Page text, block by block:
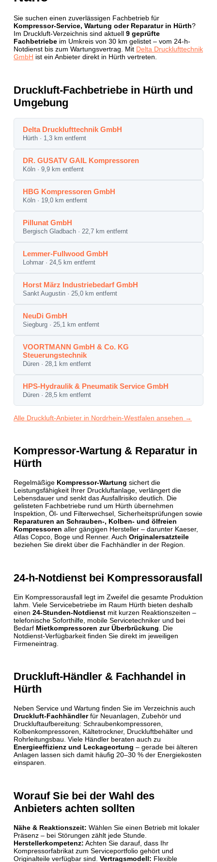
Sie suchen einen zuverlässigen Fachbetrieb für
Kompressor-Service, Wartung oder Reparatur in Hürth?
Im Druckluft-Verzeichnis sind aktuell 9 geprüfte
Fachbetriebe im Umkreis von 30 km gelistet – vom 24-h-
Notdienst bis zum Wartungsvertrag. Mit Delta Drucklufttechnik
GmbH ist ein Anbieter direkt in Hürth vertreten.
Druckluft-Fachbetriebe in Hürth und
Umgebung
Delta Drucklufttechnik GmbH
Hürth · 1,3 km entfernt
DR. GUSATV GAIL Kompressoren
Köln · 9,9 km entfernt
HBG Kompressoren GmbH
Köln · 19,0 km entfernt
Pillunat GmbH
Bergisch Gladbach · 22,7 km entfernt
Lemmer-Fullwood GmbH
Lohmar · 24,5 km entfernt
Horst März Industriebedarf GmbH
Sankt Augustin · 25,0 km entfernt
NeuDi GmbH
Siegburg · 25,1 km entfernt
VOORTMANN GmbH & Co. KG
Steuerungstechnik
Düren · 28,1 km entfernt
HPS-Hydraulik & Pneumatik Service GmbH
Düren · 28,5 km entfernt
Alle Druckluft-Anbieter in Nordrhein-Westfalen ansehen →
Kompressor-Wartung & Reparatur in
Hürth
Regelmäßige Kompressor-Wartung sichert die
Leistungsfähigkeit Ihrer Druckluftanlage, verlängert die
Lebensdauer und senkt das Ausfallrisiko deutlich. Die
gelisteten Fachbetriebe rund um Hürth übernehmen
Inspektion, Öl- und Filterwechsel, Sicherheits­prüfungen sowie
Reparaturen an Schrauben-, Kolben- und ölfreien
Kompressoren aller gängigen Hersteller – darunter Kaeser,
Atlas Copco, Boge und Renner. Auch Originalersatzteile
beziehen Sie direkt über die Fachhändler in der Region.
24-h-Notdienst bei Kompressorausfall
Ein Kompressorausfall legt im Zweifel die gesamte Produktion
lahm. Viele Servicebetriebe im Raum Hürth bieten deshalb
einen 24-Stunden-Notdienst mit kurzen Reaktionszeiten –
telefonische Soforthilfe, mobile Servicetechniker und bei
Bedarf Mietkompressoren zur Überbrückung . Die
Notdienst-Verfügbarkeit finden Sie direkt im jeweiligen
Firmeneintrag.
Druckluft-Händler & Fachhandel in
Hürth
Neben Service und Wartung finden Sie im Verzeichnis auch
Druckluft-Fachhändlerfür Neuanlagen, Zubehör und
Druckluftaufbereitung: Schraubenkompressoren,
Kolbenkompressoren, Kältetrockner, Druckluftbehälter und
Rohrleitungsbau. Viele Händler beraten auch zu
Energieeffizienz und Leckageortung – gerade bei älteren
Anlagen lassen sich damit häufig 20–30 % der Energiekosten
einsparen.
Worauf Sie bei der Wahl des
Anbieters achten sollten
Nähe & Reaktionszeit: Wählen Sie einen Betrieb mit lokaler
Präsenz – bei Störungen zählt jede Stunde.
Herstellerkompetenz: Achten Sie darauf, dass Ihr
Kompressorfabrikat zum Serviceportfolio gehört und
Originalteile verfügbar sind. Vertragsmodell: Flexible